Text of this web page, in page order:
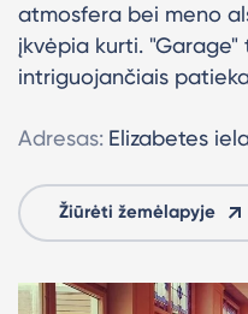
atmosfera bei meno
įkvėpia kurti.
intriguojančiais
Adresas: Elizabetes
Žiūrėti žemėlapyje